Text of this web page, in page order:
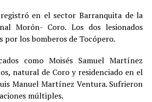
en el sector Barranquita de la
Morón- Coro. Los dos lesionados
por los bomberos de Tocópero.
como Moisés Samuel Martínez
natural de Coro y residenciado en el
Manuel Martínez Ventura. Sufrieron
múltiples.